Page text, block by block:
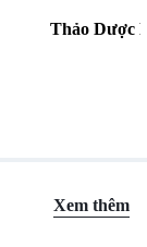
Thảo Dược
Xem thêm